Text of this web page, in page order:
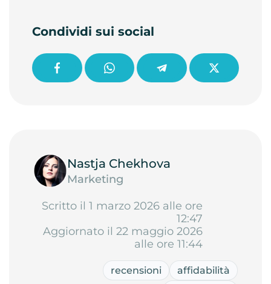
Condividi sui social
Nastja Chekhova
Marketing
Scritto il 1 marzo 2026 alle ore
12:47
Aggiornato il 22 maggio 2026
alle ore 11:44
recensioni
affidabilità